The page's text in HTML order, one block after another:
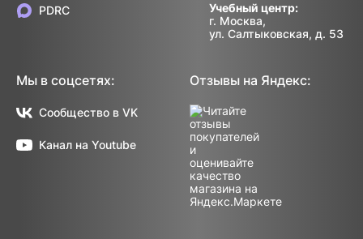
Учебный центр:
г. Москва,
ул. Салтыковская, д. 53
PDRC
Мы в соцсетях:
Сообщество в VK
Канал на Youtube
Отзывы на Яндекс: